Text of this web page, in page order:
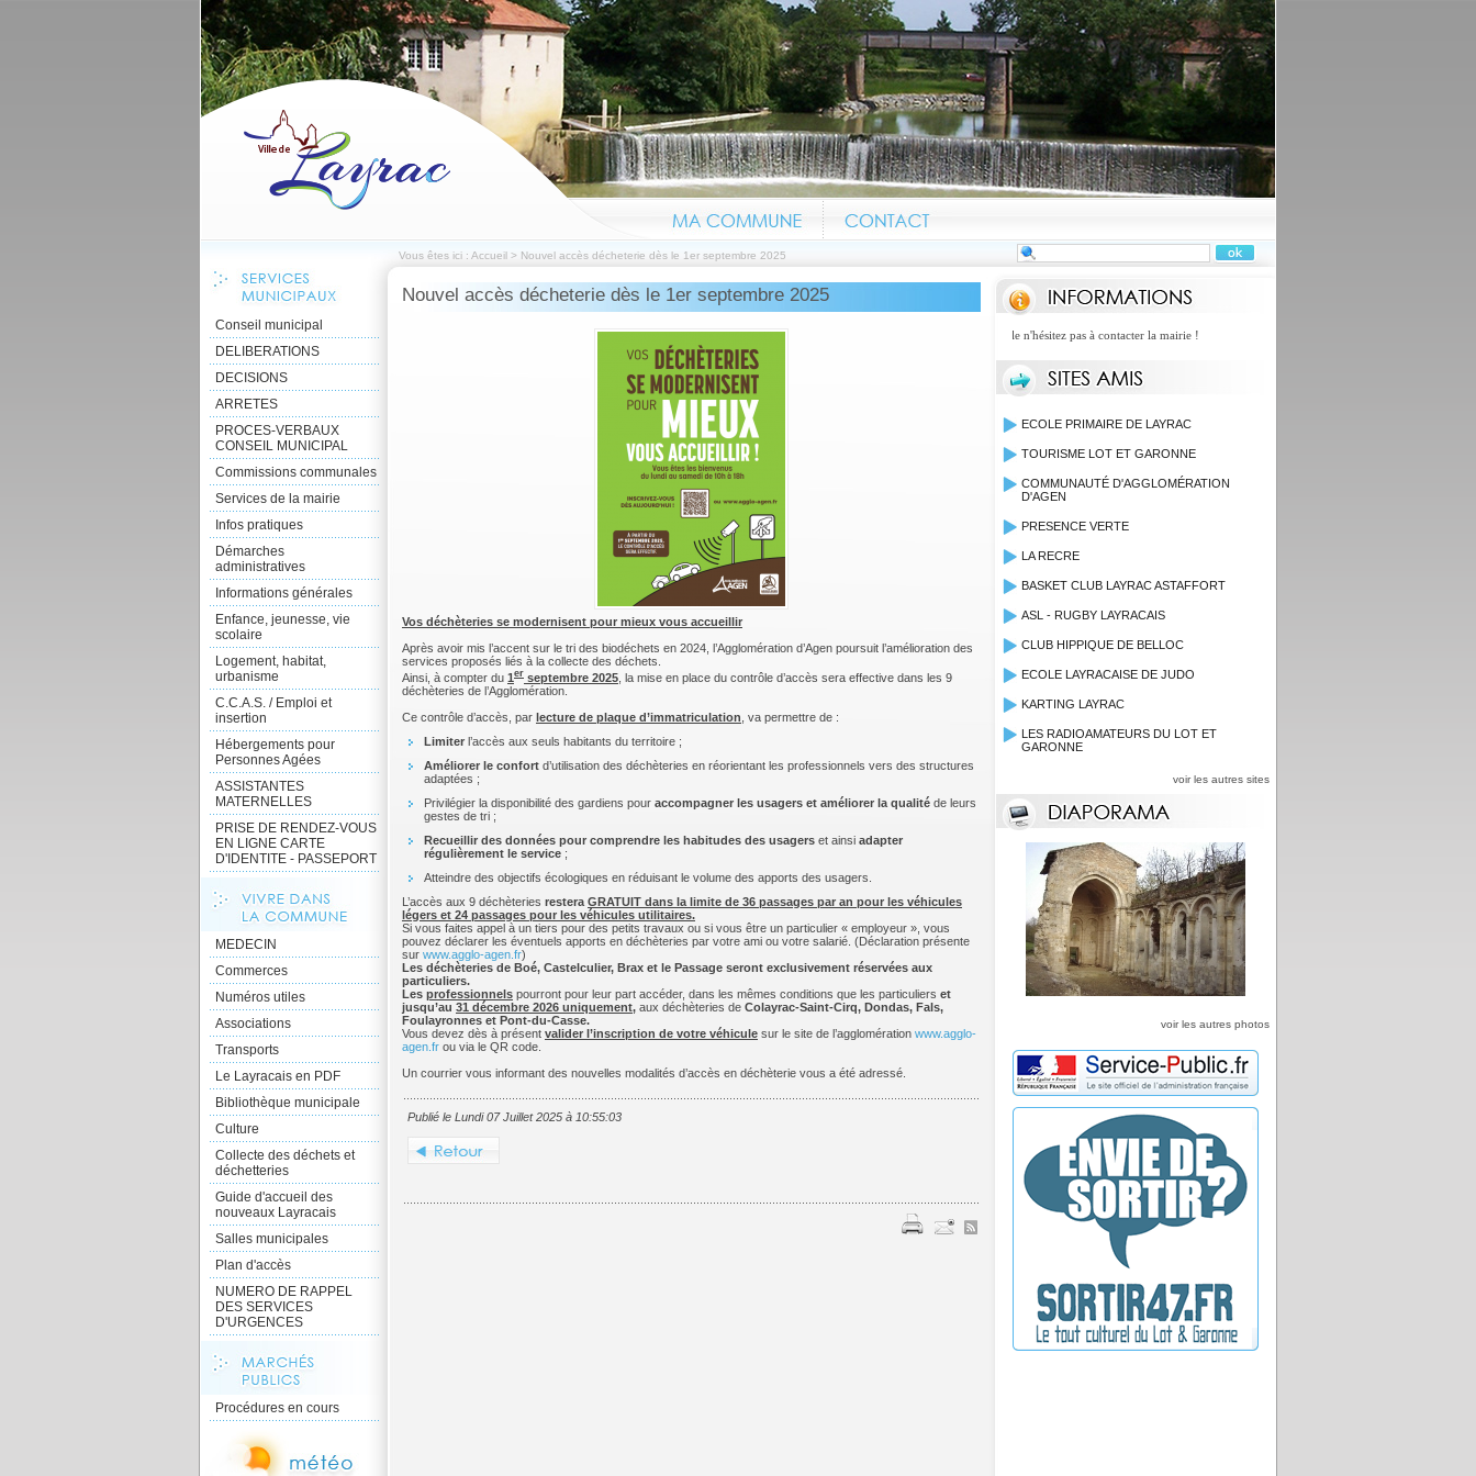
Vous êtes ici : Accueil > Nouvel accès décheterie dès le 1er septembre 2025
Conseil municipal
DELIBERATIONS
DECISIONS
ARRETES
PROCES-VERBAUX
CONSEIL MUNICIPAL
Commissions communales
Services de la mairie
Infos pratiques
Démarches
administratives
Informations générales
Enfance, jeunesse, vie
scolaire
Logement, habitat,
urbanisme
C.C.A.S. / Emploi et
insertion
Hébergements pour
Personnes Agées
ASSISTANTES
MATERNELLES
PRISE DE RENDEZ-VOUS
EN LIGNE CARTE
D'IDENTITE - PASSEPORT
MEDECIN
Commerces
Numéros utiles
Associations
Transports
Le Layracais en PDF
Bibliothèque municipale
Culture
Collecte des déchets et
déchetteries
Guide d'accueil des
nouveaux Layracais
Salles municipales
Plan d'accès
NUMERO DE RAPPEL
DES SERVICES
D'URGENCES
Procédures en cours
Nouvel accès décheterie dès le 1er septembre 2025
Vos déchèteries se modernisent pour mieux vous accueillir
Après avoir mis l’accent sur le tri des biodéchets en 2024, l’Agglomération d’Agen poursuit l’amélioration des
services proposés liés à la collecte des déchets.
Ainsi, à compter du 1er septembre 2025 , la mise en place du contrôle d’accès sera effective dans les 9
déchèteries de l’Agglomération.
Ce contrôle d’accès, par lecture de plaque d’immatriculation , va permettre de :
Limiter l’accès aux seuls habitants du territoire ;
Améliorer le confort d’utilisation des déchèteries en réorientant les professionnels vers des structures
adaptées ;
Privilégier la disponibilité des gardiens pour accompagner les usagers et améliorer la qualité de leurs
gestes de tri ;
Recueillir des données pour comprendre les habitudes des usagers et ainsi adapter
régulièrement le service ;
Atteindre des objectifs écologiques en réduisant le volume des apports des usagers.
L’accès aux 9 déchèteries restera GRATUIT dans la limite de 36 passages par an pour les véhicules
légers et 24 passages pour les véhicules utilitaires.
Si vous faites appel à un tiers pour des petits travaux ou si vous être un particulier « employeur », vous
pouvez déclarer les éventuels apports en déchèteries par votre ami ou votre salarié. (Déclaration présente
sur www.agglo-agen.fr)
Les déchèteries de Boé, Castelculier, Brax et le Passage seront exclusivement réservées aux
particuliers.
Les professionnels pourront pour leur part accéder, dans les mêmes conditions que les particuliers et
jusqu’au 31 décembre 2026 uniquement, aux déchèteries de Colayrac-Saint-Cirq, Dondas, Fals,
Foulayronnes et Pont-du-Casse.
Vous devez dès à présent valider l’inscription de votre véhicule sur le site de l’agglomération www.agglo-
agen.fr ou via le QR code.
Un courrier vous informant des nouvelles modalités d’accès en déchèterie vous a été adressé.
Publié le Lundi 07 Juillet 2025 à 10:55:03
Information canicule n'hésitez pas à contacter la mairie !
ECOLE PRIMAIRE DE LAYRAC
TOURISME LOT ET GARONNE
COMMUNAUTÉ D'AGGLOMÉRATION
D'AGEN
PRESENCE VERTE
LA RECRE
BASKET CLUB LAYRAC ASTAFFORT
ASL - RUGBY LAYRACAIS
CLUB HIPPIQUE DE BELLOC
ECOLE LAYRACAISE DE JUDO
KARTING LAYRAC
LES RADIOAMATEURS DU LOT ET
GARONNE
voir les autres sites
voir les autres photos